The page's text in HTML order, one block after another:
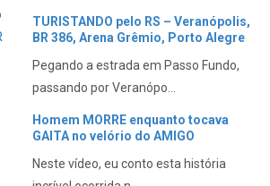
passando por Veranópo...
Homem MORRE enquanto tocava
incrível ocorrida n...
– ESPORTES